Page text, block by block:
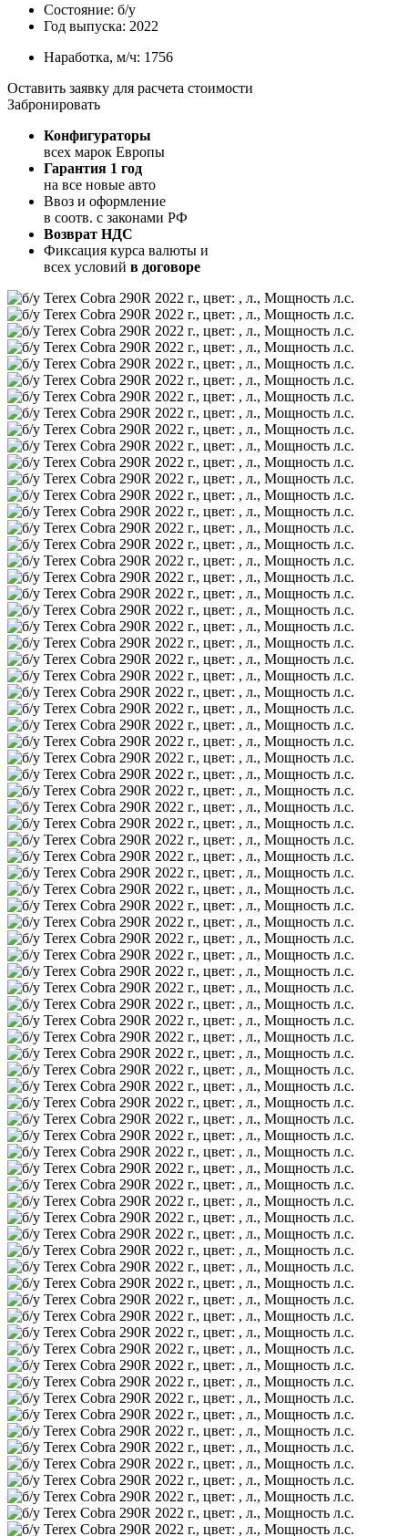
Состояние: б/у
Год выпуска: 2022
Наработка, м/ч: 1756
Оставить заявку для расчета стоимости
Забронировать
Конфигураторы
всех марок Европы
Гарантия 1 год
на все новые авто
Ввоз и оформление
в соотв. с законами РФ
Возврат НДС
Фиксация курса валюты и
всех условий в договоре